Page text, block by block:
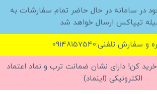
در سامانه در حال حاضر تمام سفارشات به
تیپاکس ارسال خواهد شد
سفارش تلفنی:09148157540
خرید کن! دارای نشان ضمانت ترب و نماد اعتماد
الکترونیکی (اینماد)